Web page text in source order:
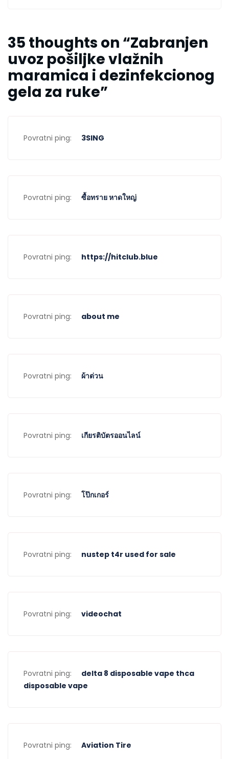
35 thoughts on “Zabranjen
uvoz pošiljke vlažnih
maramica i dezinfekcionog
gela za ruke”
Povratni ping: 3SING
Povratni ping: ซื้อทราย หาดใหญ่
Povratni ping: https://hitclub.blue
Povratni ping: about me
Povratni ping: ผ้าต่วน
Povratni ping: เกียรติบัตรออนไลน์
Povratni ping: โป๊กเกอร์
Povratni ping: nustep t4r used for sale
Povratni ping: videochat
Povratni ping:
delta 8 disposable vape thca
disposable vape
Povratni ping: Aviation Tire